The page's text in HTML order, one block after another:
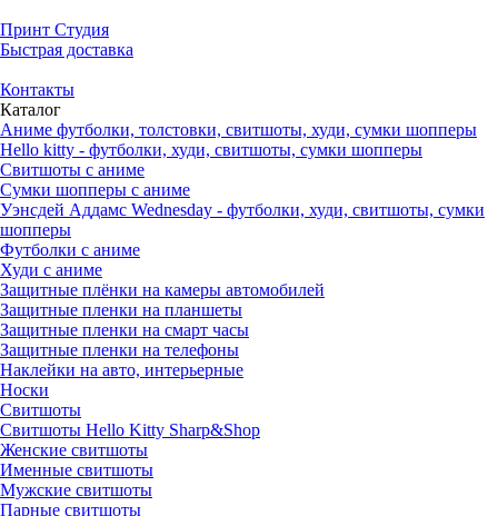
Принт Студия
Быстрая доставка
Контакты
Каталог
Аниме футболки, толстовки, свитшоты, худи, сумки шопперы
Hello kitty - футболки, худи, свитшоты, сумки шопперы
Свитшоты с аниме
Сумки шопперы с аниме
Уэнсдей Аддамс Wednesday - футболки, худи, свитшоты, сумки
шопперы
Футболки с аниме
Худи с аниме
Защитные плёнки на камеры автомобилей
Защитные пленки на планшеты
Защитные пленки на смарт часы
Защитные пленки на телефоны
Наклейки на авто, интерьерные
Носки
Свитшоты
Cвитшоты Hello Kitty Sharp&Shop
Женские свитшоты
Именные свитшоты
Мужские свитшоты
Парные свитшоты